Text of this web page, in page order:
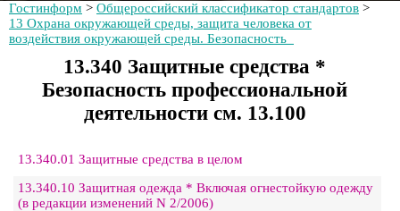
Гостинформ > Общероссийский классификатор стандартов >
13 Охрана окружающей среды, защита человека от
воздействия окружающей среды. Безопасность
13.340 Защитные средства *
Безопасность профессиональной
деятельности см. 13.100
13.340.01 Защитные средства в целом
13.340.10 Защитная одежда * Включая огнестойкую одежду
(в редакции изменений N 2/2006)